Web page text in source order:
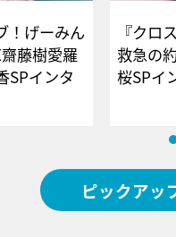
！げーみん
藤樹愛羅
SPインタ
『クロ
救急の
桜SP
ピックアッ